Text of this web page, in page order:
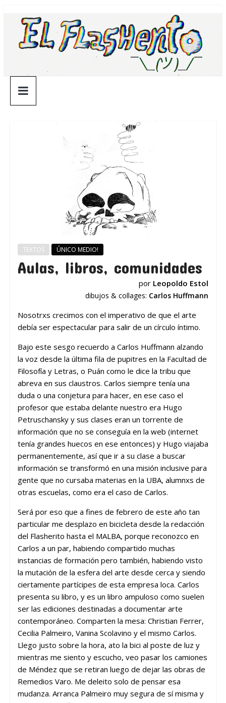
contenido
¯\_(ツ)_/
¯
TEXTOS ÚNICO MEDIO!
Aulas, libros, comunidades
por Leopoldo Estol
dibujos & collages: Carlos Huffmann
Nosotrxs crecimos con el imperativo de que el arte
debía ser espectacular para salir de un círculo íntimo.
Bajo este sesgo recuerdo a Carlos Huffmann alzando
la voz desde la última fila de pupitres en la Facultad de
Filosofía y Letras, o Puán como le dice la tribu que
abreva en sus claustros. Carlos siempre tenía una
duda o una conjetura para hacer, en ese caso el
profesor que estaba delante nuestro era Hugo
Petruschansky y sus clases eran un torrente de
información que no se conseguía en la web (internet
tenía grandes huecos en ese entonces) y Hugo viajaba
permanentemente, así que ir a su clase a buscar
información se transformó en una misión inclusive para
gente que no cursaba materias en la UBA, alumnxs de
otras escuelas, como era el caso de Carlos.
Será por eso que a fines de febrero de este año tan
particular me desplazo en bicicleta desde la redacción
del Flasherito hasta el MALBA, porque reconozco en
Carlos a un par, habiendo compartido muchas
instancias de formación pero también, habiendo visto
la mutación de la esfera del arte desde cerca y siendo
ciertamente partícipes de esta empresa loca. Carlos
presenta su libro, y es un libro ampuloso como suelen
ser las ediciones destinadas a documentar arte
contemporáneo. Comparten la mesa: Christian Ferrer,
Cecilia Palmeiro, Vanina Scolavino y el mismo Carlos.
Llego justo sobre la hora, ato la bici al poste de luz y
mientras me siento y escucho, veo pasar los camiones
de Méndez que se retiran luego de dejar las obras de
Remedios Varo. Me deleito solo de pensar esa
mudanza. Arranca Palmeiro muy segura de sí misma y